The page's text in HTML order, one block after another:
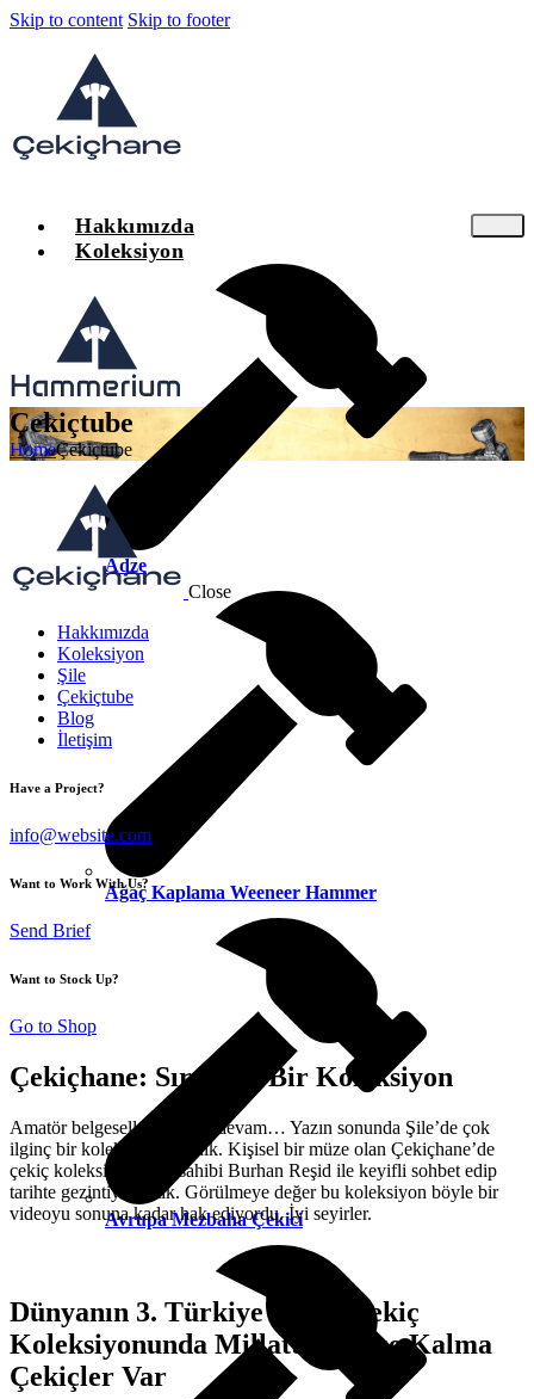
Skip to content Skip to footer
Hakkımızda
Koleksiyon
Adze
Ağaç Kaplama Weeneer Hammer
Avrupa Mezbaha Çekici
Çekiçtube
HomeÇekiçtube
Close
Hakkımızda
Koleksiyon
Şile
Çekiçtube
Blog
İletişim
Have a Project?
info@website.com
Want to Work With Us?
Send Brief
Want to Stock Up?
Go to Shop
Çekiçhane: Sıra Dışı Bir Koleksiyon
Amatör belgeseller serisine devam… Yazın sonunda Şile’de çok
ilginç bir koleksiyon gezdik. Kişisel bir müze olan Çekiçhane’de
çekiç koleksiyonunun sahibi Burhan Reşid ile keyifli sohbet edip
tarihte gezintiye çıktık. Görülmeye değer bu koleksiyon böyle bir
videoyu sonuna kadar hak ediyordu. İyi seyirler.
Dünyanın 3. Türkiye'de İlk Çekiç
Koleksiyonunda Millattan Önce Kalma
Çekiçler Var